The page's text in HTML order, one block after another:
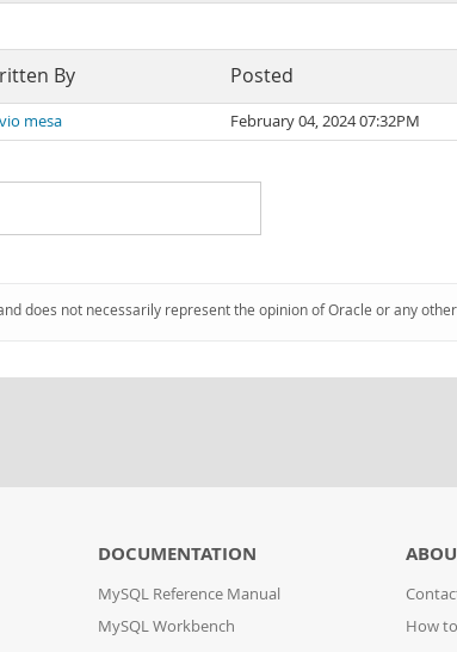
By Posted
mesa February 04, 2024 07:32PM
does not necessarily represent the opinion of Oracle or any
DOCUMENTATION
MySQL Reference Manual
MySQL Workbench
How